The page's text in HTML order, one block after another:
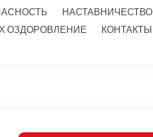
НАСТАВНИЧЕСТВО
ОЗДОРОВЛЕНИЕ
КОНТАКТЫ